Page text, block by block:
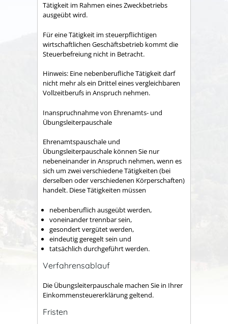
Tätigkeit im Rahmen eines Zweckbetriebs
ausgeübt wird.
Für eine Tätigkeit im steuerpflichtigen
wirtschaftlichen Geschäftsbetrieb kommt die
Steuerbefreiung nicht in Betracht.
Hinweis: Eine nebenberufliche Tätigkeit darf
nicht mehr als ein Drittel eines vergleichbaren
Vollzeitberufs in Anspruch nehmen.
Inanspruchnahme von Ehrenamts- und
Übungsleiterpauschale
Ehrenamtspauschale und
Übungsleiterpauschale können Sie nur
nebeneinander in Anspruch nehmen, wenn es
sich um zwei verschiedene Tätigkeiten (bei
derselben oder verschiedenen Körperschaften)
handelt. Diese Tätigkeiten müssen
nebenberuflich ausgeübt werden,
voneinander trennbar sein,
gesondert vergütet werden,
eindeutig geregelt sein und
tatsächlich durchgeführt werden.
Verfahrensablauf
Die Übungsleiterpauschale machen Sie in Ihrer
Einkommensteuererklärung geltend.
Fristen